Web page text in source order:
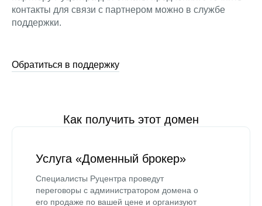
контакты для связи с партнером можно в службе
поддержки.
Обратиться в поддержку
Как получить этот домен
Услуга «Доменный брокер»
Специалисты Руцентра проведут
переговоры с администратором домена о
его продаже по вашей цене и организуют